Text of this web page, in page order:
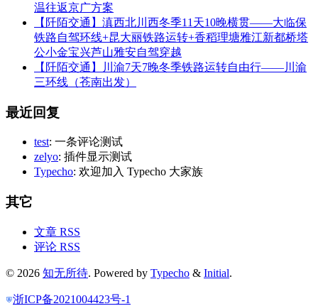
温往返京广方案
【阡陌交通】滇西北川西冬季11天10晚横贯——大临保
铁路自驾环线+昆大丽铁路运转+香稻理塘雅江新都桥塔
公小金宝兴芦山雅安自驾穿越
【阡陌交通】川渝7天7晚冬季铁路运转自由行——川渝
三环线（苍南出发）
最近回复
test: 一条评论测试
zelyo: 插件显示测试
Typecho: 欢迎加入 Typecho 大家族
其它
文章 RSS
评论 RSS
© 2026 知无所待. Powered by Typecho & Initial.
浙ICP备2021004423号-1